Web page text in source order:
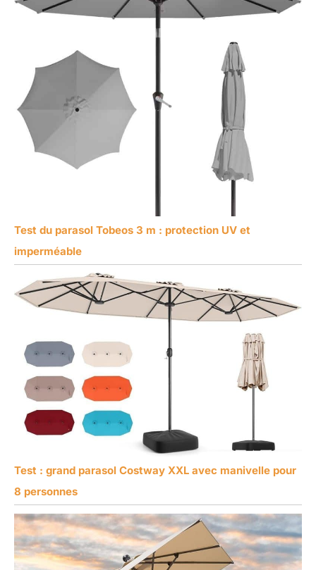
Test du parasol Tobeos 3 m : protection UV et
imperméable
Test : grand parasol Costway XXL avec manivelle pour
8 personnes